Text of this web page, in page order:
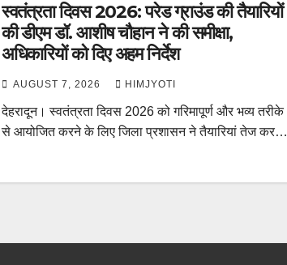
स्वतंत्रता दिवस 2026: परेड ग्राउंड की तैयारियों
की डीएम डॉ. आशीष चौहान ने की समीक्षा,
अधिकारियों को दिए अहम निर्देश
AUGUST 7, 2026 HIMJYOTI
देहरादून। स्वतंत्रता दिवस 2026 को गरिमापूर्ण और भव्य तरीके
से आयोजित करने के लिए जिला प्रशासन ने तैयारियां तेज कर…